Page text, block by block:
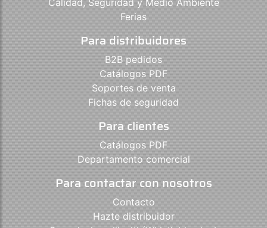
Ferias
Para distribuidores
B2B pedidos
Catálogos PDF
Soportes de venta
Fichas de seguridad
Para clientes
Catálogos PDF
Departamento comercial
Para contactar con nosotros
Contacto
Hazte distribuidor